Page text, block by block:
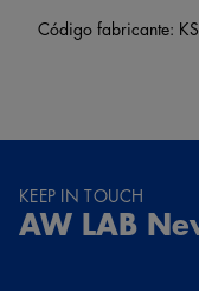
Código fabricante:
KEEP IN TOUCH
AW LAB